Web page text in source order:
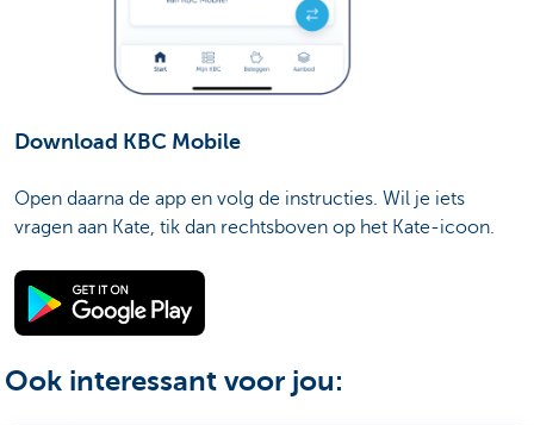
Download KBC Mobile
Open daarna de app en volg de instructies. Wil je iets
vragen aan Kate, tik dan rechtsboven op het Kate-icoon.
Ook interessant voor jou: